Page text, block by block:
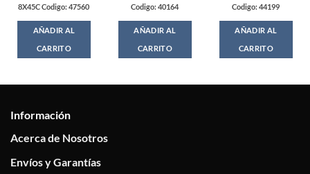
8X45C Codigo: 47560
AÑADIR AL
CARRITO
Codigo: 40164
AÑADIR AL
CARRITO
Codigo: 44199
AÑADIR AL
CARRITO
Información
Acerca de Nosotros
Envíos y Garantías